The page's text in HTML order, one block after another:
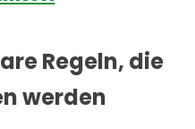
Regeln, die
werden